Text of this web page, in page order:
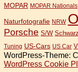
MOPAR MOPAR Nationals
Naturfotografie NRW
Porsche S/W
Tuning US-Cars US Car
WordPress-Theme:
WordPress Cookie